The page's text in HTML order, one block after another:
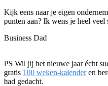
Kijk eens naar je eigen
punten aan? Ik wens je heel veel
Business Dad
PS Wil jij het nieuwe jaar écht
gratis 100 weken-kalenderen
had gedacht.